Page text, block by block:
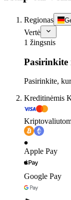
Regionas
Vertė
1 žingsnis
Pasirinkite
Pasirinkite,
Kreditinėmis
Apple Pay
Google Pay